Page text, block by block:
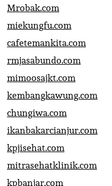
Mrobak.com
miekungfu.com
cafetemankita.com
rmjasabundo.com
mimoosajkt.com
kembangkawung.com
chungiwa.com
ikanbakarcianjur.com
kpjisehat.com
mitrasehatklinik.com
kpbanjar.com